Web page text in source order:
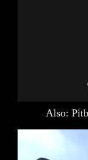
Also: